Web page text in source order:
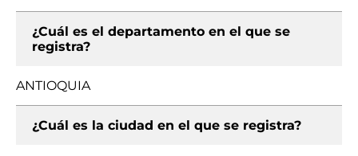
¿Cuál es el departamento en el que se
registra?
ANTIOQUIA
¿Cuál es la ciudad en el que se registra?